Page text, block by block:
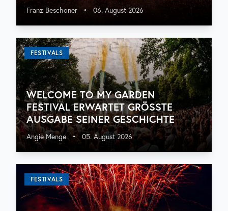
Franz Beschoner • 06. August 2026
FESTIVALS
WELCOME TO MY GARDEN
FESTIVAL ERWARTET GRÖSSTE A
USGABE SEINER GESCHICHTE
Angie Menge • 05. August 2026
FESTIVALS